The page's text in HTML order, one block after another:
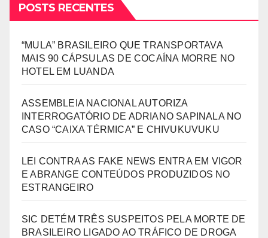
POSTS RECENTES
“MULA” BRASILEIRO QUE TRANSPORTAVA
MAIS 90 CÁPSULAS DE COCAÍNA MORRE NO
HOTEL EM LUANDA
ASSEMBLEIA NACIONAL AUTORIZA
INTERROGATÓRIO DE ADRIANO SAPINALA NO
CASO “CAIXA TÉRMICA” E CHIVUKUVUKU
LEI CONTRA AS FAKE NEWS ENTRA EM VIGOR
E ABRANGE CONTEÚDOS PRODUZIDOS NO
ESTRANGEIRO
SIC DETÉM TRÊS SUSPEITOS PELA MORTE DE
BRASILEIRO LIGADO AO TRÁFICO DE DROGA